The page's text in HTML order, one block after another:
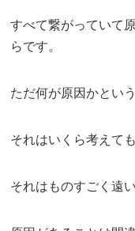
すべて繋がっていて
らです。
ただ何が原因かとい
それはいくら考えて
それはものすごく遠